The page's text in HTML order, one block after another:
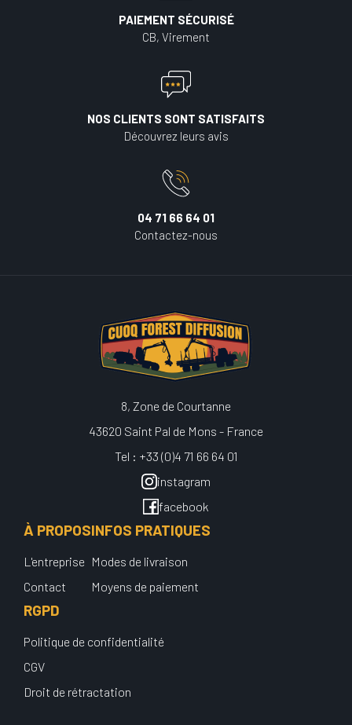
PAIEMENT SÉCURISÉ
CB, Virement
NOS CLIENTS SONT SATISFAITS
Découvrez leurs avis
04 71 66 64 01
Contactez-nous
8, Zone de Courtanne
43620 Saint Pal de Mons - France
Tel : +33 (0)4 71 66 64 01
instagram
facebook
À PROPOS
L'entreprise
Contact
INFOS PRATIQUES
Modes de livraison
Moyens de paiement
RGPD
Politique de confidentialité
CGV
Droit de rétractation